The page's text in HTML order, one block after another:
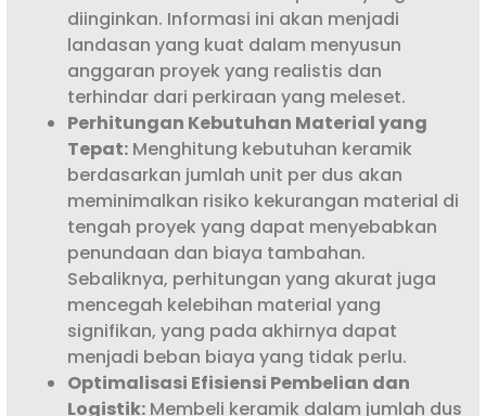
diinginkan. Informasi ini akan menjadi
landasan yang kuat dalam menyusun
anggaran proyek yang realistis dan
terhindar dari perkiraan yang meleset.
Perhitungan Kebutuhan Material yang
Tepat: Menghitung kebutuhan keramik
berdasarkan jumlah unit per dus akan
meminimalkan risiko kekurangan material di
tengah proyek yang dapat menyebabkan
penundaan dan biaya tambahan.
Sebaliknya, perhitungan yang akurat juga
mencegah kelebihan material yang
signifikan, yang pada akhirnya dapat
menjadi beban biaya yang tidak perlu.
Optimalisasi Efisiensi Pembelian dan
Logistik: Membeli keramik dalam jumlah dus